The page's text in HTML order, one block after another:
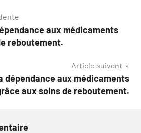
aux médicaments
reboutement.
Article suivant
dépendance aux médicaments
aux soins de reboutement.